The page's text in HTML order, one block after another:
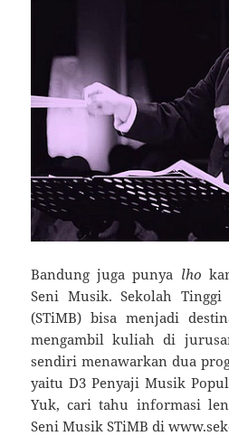
Bandung juga punya lho
Seni Musik. Sekolah
(STiMB) bisa menjadi
mengambil kuliah di
sendiri menawarkan dua
yaitu D3 Penyaji Musik
Yuk, cari tahu informasi
Seni Musik STiMB di